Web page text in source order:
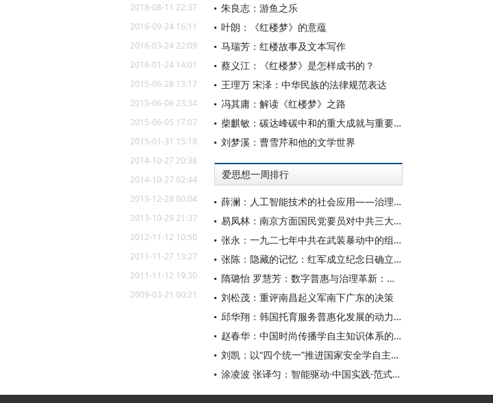
2018-08-11 22:37
2016-09-24 16:11
2016-03-24 22:09
2016-01-24 14:01
2015-06-28 13:17
2015-06-06 23:34
2015-06-05 17:07
2015-01-31 15:18
2014-10-27 20:38
2014-10-27 02:44
2013-12-28 00:04
2013-10-29 21:37
2012-11-12 10:50
2011-11-27 13:27
2011-11-12 19:30
2009-03-21 00:21
朱良志：游鱼之乐
叶朗：《红楼梦》的意蕴
马瑞芳：红楼故事及文本写作
蔡义江：《红楼梦》是怎样成书的？
王理万 宋泽：中华民族的法律规范表达
冯其庸：解读《红楼梦》之路
柴麒敏：碳达峰碳中和的重大成就与重要任务
刘梦溪：曹雪芹和他的文学世界
爱思想一周排行
薛澜：人工智能技术的社会应用——治理挑战
易凤林：南京方面国民党要员对中共三大起义的反应
张永：一九二七年中共在武装暴动中的组织转型
张陈：隐藏的记忆：红军成立纪念日确立前中共对南昌起义的纪念
隋璐怡 罗慧芳：数字普惠与治理革新：中国人工智能赋能全球南方发展
刘松茂：重评南昌起义军南下广东的决策
邱华翔：韩国托育服务普惠化发展的动力机制、制度路径与政策效应
赵春华：中国时尚传播学自主知识体系的内在逻辑与实践路径
刘凯：以“四个统一”推进国家安全学自主知识体系构建
涂凌波 张译匀：智能驱动·中国实践·范式创新：“构建中国新闻传播学自主知识体系”专题研讨会综述